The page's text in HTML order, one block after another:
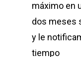
máximo en
dos meses
y le
tiempo